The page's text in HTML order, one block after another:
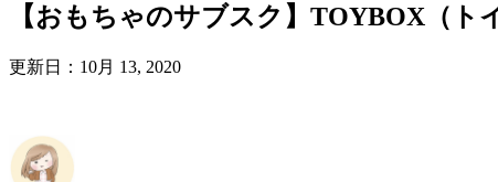
【おもちゃのサブスク】TOYBOX（
更新日： 10月 13, 2020